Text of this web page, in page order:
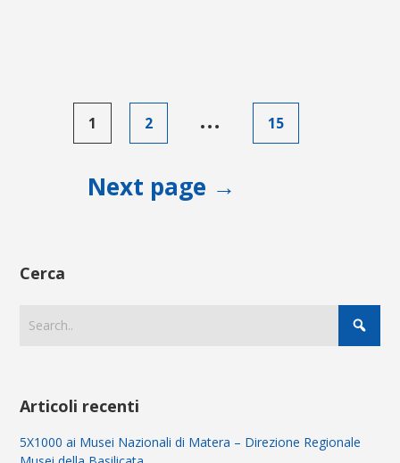
Paginazione
degli
1 2 … 15
Next page →
Cerca
Articoli recenti
5X1000 ai Musei Nazionali di Matera – Direzione Regionale